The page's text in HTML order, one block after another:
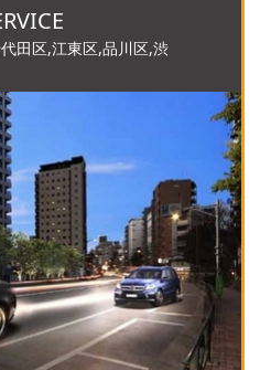
田区,江東区,品川区,渋